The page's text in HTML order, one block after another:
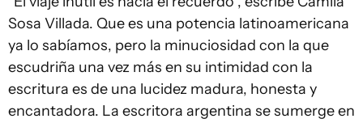
Sosa Villada. Que es una potencia latinoamericana
ya lo sabíamos, pero la minuciosidad con la que
escudriña una vez más en su intimidad con la
escritura es de una lucidez madura, honesta y
encantadora. La escritora argentina se sumerge en